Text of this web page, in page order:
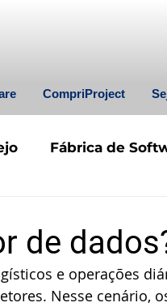
CompriProject
Fábrica de
de
e operações
Nesse cenário,